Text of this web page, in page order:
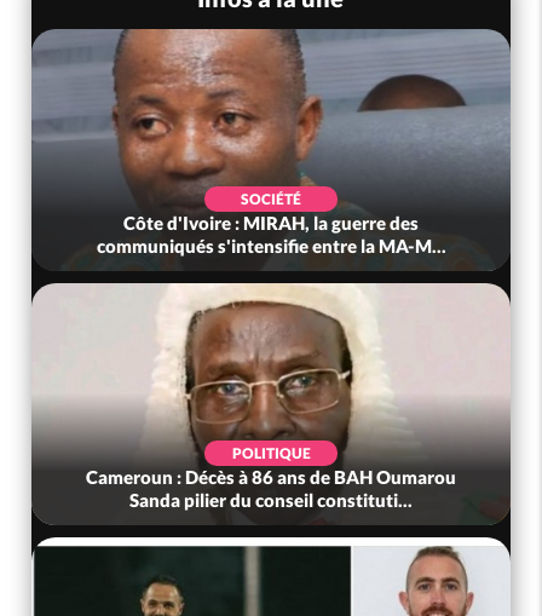
SOCIÉTÉ
Côte d'Ivoire : MIRAH, la guerre des
communiqués s'intensifie entre la MA-M...
POLITIQUE
Cameroun : Décès à 86 ans de BAH Oumarou
Sanda pilier du conseil constituti...